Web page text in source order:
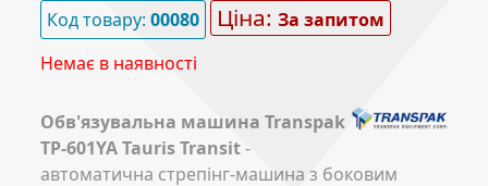
Код товару: 00080 Ціна: За запитом
Немає в наявності
Обв'язувальна машина Transpak
TP-601YA Tauris Transit-
автоматична стрепінг-машина з боковим